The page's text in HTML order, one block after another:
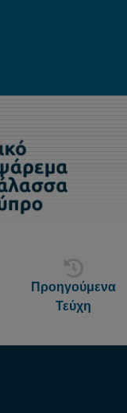
Προηγούμενα
Τεύχη